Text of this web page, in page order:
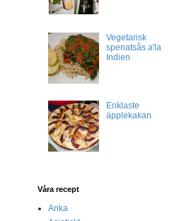
Vegetarisk
spenatsås a'la
Indien
Enklaste
äpplekakan
Våra recept
Anka